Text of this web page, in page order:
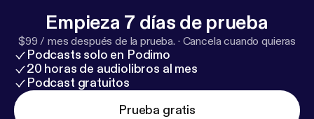
Empieza 7 días de prueba
$99 / mes después de la prueba. · Cancela cuando quieras
Podcasts solo en Podimo
20 horas de audiolibros al mes
Podcast gratuitos
Prueba gratis